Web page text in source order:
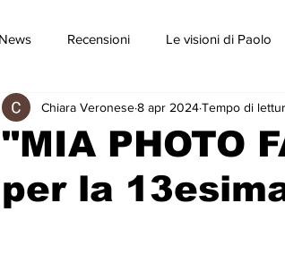
News Recensioni Le visioni di Paolo
e Video Artisti in concorso RTI 2025
"MIA PHOTO
per la
Chiara Veronese8 apr 2024Tempo di